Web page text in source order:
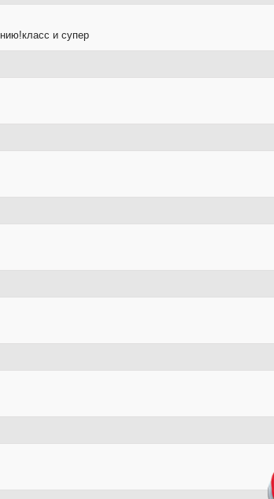
и супер